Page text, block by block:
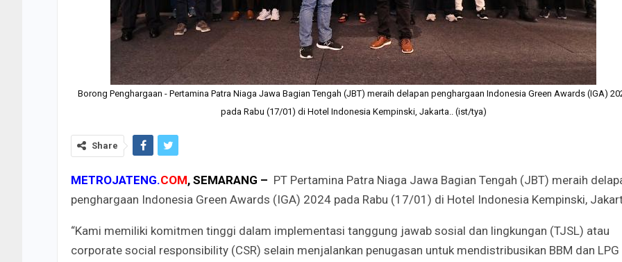
Borong Penghargaan - Pertamina Patra Niaga Jawa Bagian Tengah (JBT) meraih delapan penghargaan Indonesia Green Awards (IGA)
pada Rabu (17/01) di Hotel Indonesia Kempinski, Jakarta.. (ist/tya)
Share
METROJATENG.COM, SEMARANG – PT Pertamina Patra Niaga Jawa Bagian Tengah (JBT) meraih
penghargaan Indonesia Green Awards (IGA) 2024 pada Rabu (17/01) di Hotel Indonesia Kempinski,
“Kami memiliki komitmen tinggi dalam implementasi tanggung jawab sosial dan lingkungan (TJSL) atau
corporate social responsibility (CSR) selain menjalankan penugasan untuk mendistribusikan BBM dan LPG